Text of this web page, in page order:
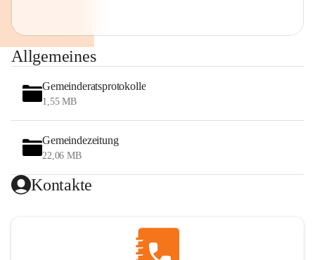
Allgemeines
Gemeinderatsprotokolle
1,55 MB
Gemeindezeitung
22,06 MB
Kontakte